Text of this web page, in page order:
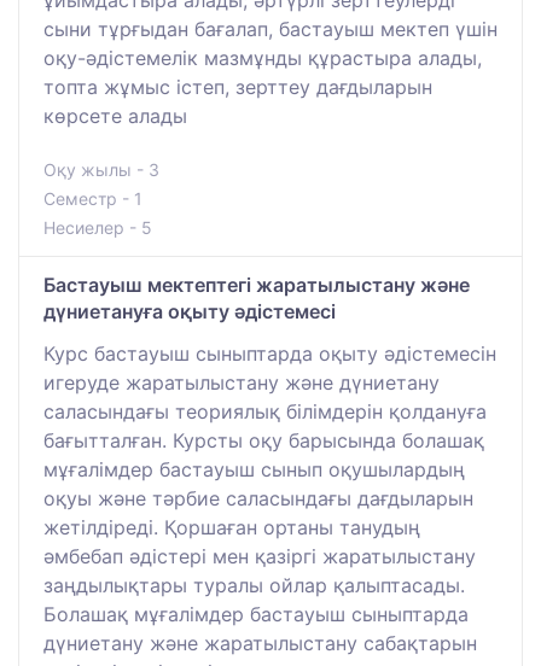
сыни тұрғыдан бағалап, бастауыш мектеп үшін
оқу-әдістемелік мазмұнды құрастыра алады,
топта жұмыс істеп, зерттеу дағдыларын
көрсете алады
Оқу жылы - 3
Семестр - 1
Несиелер - 5
Бастауыш мектептегі жаратылыстану және
дүниетануға оқыту әдістемесі
Курс бастауыш сыныптарда оқыту әдістемесін
игеруде жаратылыстану және дүниетану
саласындағы теориялық білімдерін қолдануға
бағытталған. Курсты оқу барысында болашақ
мұғалімдер бастауыш сынып оқушылардың
оқуы және тәрбие саласындағы дағдыларын
жетілдіреді. Қоршаған ортаны танудың
әмбебап әдістері мен қазіргі жаратылыстану
заңдылықтары туралы ойлар қалыптасады.
Болашақ мұғалімдер бастауыш сыныптарда
дүниетану және жаратылыстану сабақтарын